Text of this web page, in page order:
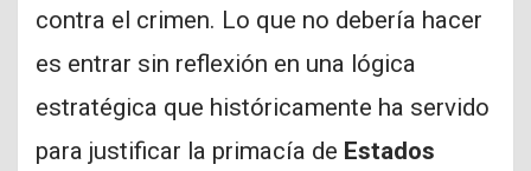
contra el crimen. Lo que no debería hacer
es entrar sin reflexión en una lógica
estratégica que históricamente ha servido
para justificar la primacía de Estados